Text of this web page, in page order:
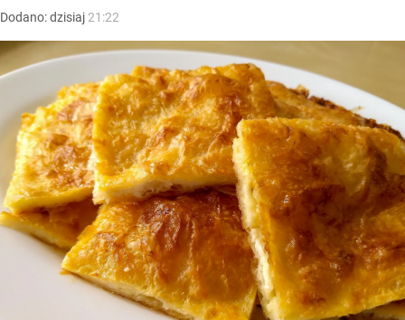
Dodano:dzisiaj 21:22